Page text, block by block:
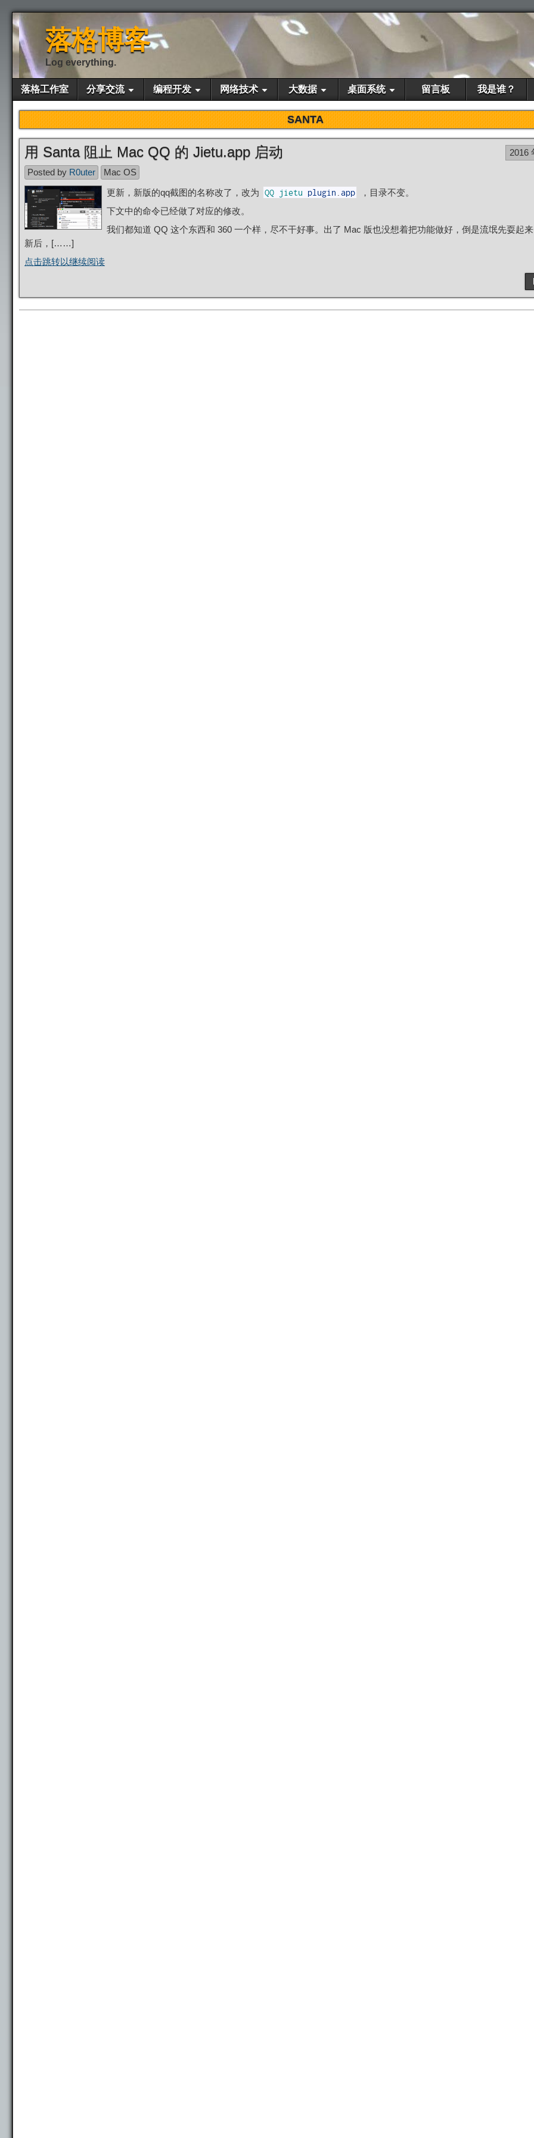
落格博客
Log everything.
落格工作室 分享交流 编程开发 网络技术 大数据 桌面系统 留言板 我是谁？
SANTA
用 Santa 阻止 Mac QQ 的 Jietu.app 启动
2016
Posted by R0uter
Mac OS
更新，新版的qq截图的名称改了，改为
QQ jietu plugin app
，目录不变。
下文中的命令已经做了对应的修改。
我们都知道 QQ 这个东西和 360 一个样，尽不干好事。出了 Mac 版也没想着把功能做好，倒是流氓先耍起
新后，[……]
点击跳转以继续阅读